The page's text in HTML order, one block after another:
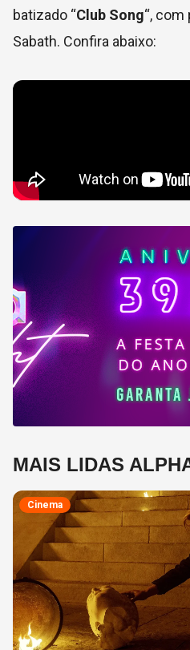
batizado “Club Song“,
Sabath. Confira abaixo:
MAIS LIDAS
Cinema